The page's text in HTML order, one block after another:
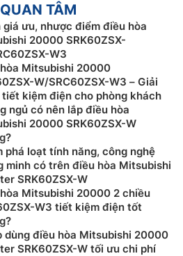
Flow” của công nghệ động cơ
tạo cánh tuabin. CFD
được xem là công
sử dụng năng lượng cao
khí lưu lượng lớn và tỏa
phòng với công suất tiêu thụ
TÂM
giá ưu, nhược điểm điều hòa
20000 SRK60ZSX-
W3
Mitsubishi 20000
W/SRC60ZSX-W3 – Giải
tiết kiệm điện cho phòng khách
ngủ có nên lắp điều hòa
20000 SRK60ZSX-W
phá loạt tính năng, công nghệ
minh có trên điều hòa Mitsubishi
SRK60ZSX-W
Mitsubishi 20000 2 chiều
W3 tiết kiệm điện tốt
dùng điều hòa Mitsubishi 20000
SRK60ZSX-W tối ưu chi phí